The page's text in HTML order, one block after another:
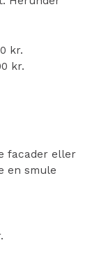
kr.
kr.
facader eller
en smule